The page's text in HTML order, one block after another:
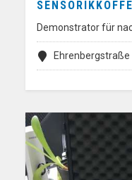
Demonstrator für